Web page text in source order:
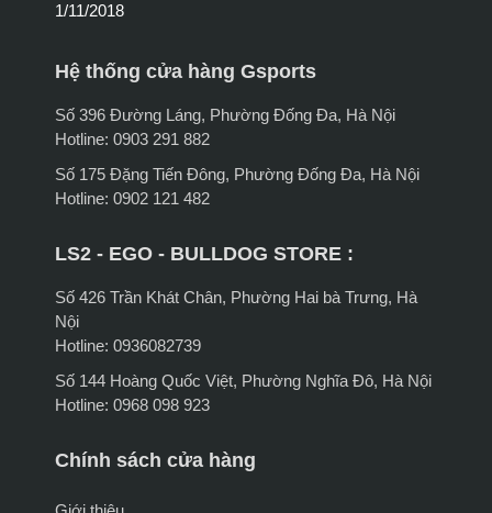
1/11/2018
Hệ thống cửa hàng Gsports
Số 396 Đường Láng, Phường Đống Đa, Hà Nội
Hotline: 0903 291 882
Số 175 Đặng Tiến Đông, Phường Đống Đa, Hà Nội
Hotline: 0902 121 482
LS2 - EGO - BULLDOG STORE :
Số 426 Trần Khát Chân, Phường Hai bà Trưng, Hà
Nội
Hotline: 0936082739
Số 144 Hoàng Quốc Việt, Phường Nghĩa Đô, Hà Nội
Hotline: 0968 098 923
Chính sách cửa hàng